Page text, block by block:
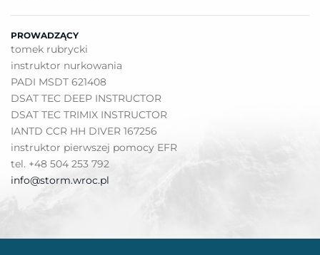
PROWADZĄCY
tomek rubrycki
instruktor nurkowania
PADI MSDT 621408
DSAT TEC DEEP INSTRUCTOR
DSAT TEC TRIMIX INSTRUCTOR
IANTD CCR HH DIVER 167256
instruktor pierwszej pomocy EFR
tel. +48 504 253 792
info@storm.wroc.pl